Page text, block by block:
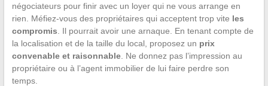
négociateurs pour finir avec un loyer qui ne vous arrange en
rien. Méfiez-vous des propriétaires qui acceptent trop vite les
compromis . Il pourrait avoir une arnaque. En tenant compte de
la localisation et de la taille du local, proposez un prix
convenable et raisonnable. Ne donnez pas l’impression au
propriétaire ou à l’agent immobilier de lui faire perdre son
temps.